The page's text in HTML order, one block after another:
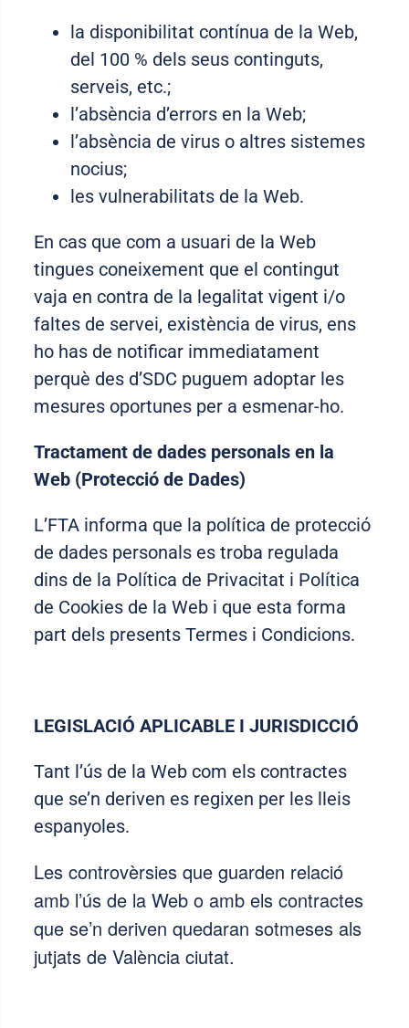
la disponibilitat contínua de la Web,
del 100 % dels seus continguts,
serveis, etc.;
l’absència d’errors en la Web;
l’absència de virus o altres sistemes
nocius;
les vulnerabilitats de la Web.
En cas que com a usuari de la Web
tingues coneixement que el contingut
vaja en contra de la legalitat vigent i/o
faltes de servei, existència de virus, ens
ho has de notificar immediatament
perquè des d’SDC puguem adoptar les
mesures oportunes per a esmenar-ho.
Tractament de dades personals en la
Web (Protecció de Dades)
L’FTA informa que la política de protecció
de dades personals es troba regulada
dins de la Política de Privacitat i Política
de Cookies de la Web i que esta forma
part dels presents Termes i Condicions.
LEGISLACIÓ APLICABLE I JURISDICCIÓ
Tant l’ús de la Web com els contractes
que se’n deriven es regixen per les lleis
espanyoles.
Les controvèrsies que guarden relació
amb l’ús de la Web o amb els contractes
que se’n deriven quedaran sotmeses als
jutjats de València ciutat.